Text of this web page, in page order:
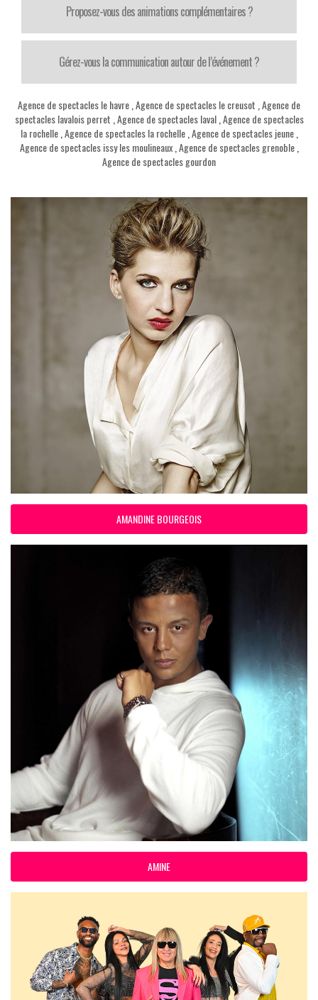
Proposez-vous des animations complémentaires ?
Gérez-vous la communication autour de l’événement ?
Agence de spectacles le havre Agence de spectacles le creusot Agence de
spectacles lavalois perret Agence de spectacles laval, Agence de spectacles
la rochelle, Agence de spectacles la rochelle, Agence de spectacles jeune,
Agence de spectacles issy les moulineaux, Agence de spectacles grenoble,
Agence de spectacles gourdon
AMANDINE BOURGEOIS
AMINE